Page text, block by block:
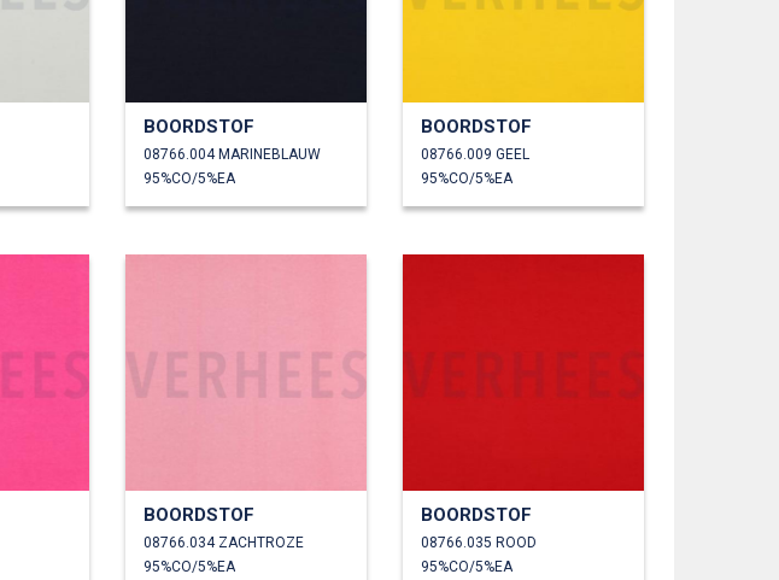
BOORDSTOF
08766.004 MARINEBLAUW
95%CO/5%EA
BOORDSTOF
08766.009 GEEL
95%CO/5%EA
BOORDSTOF
08766.034 ZACHTROZE
95%CO/5%EA
BOORDSTOF
08766.035 ROOD
95%CO/5%EA